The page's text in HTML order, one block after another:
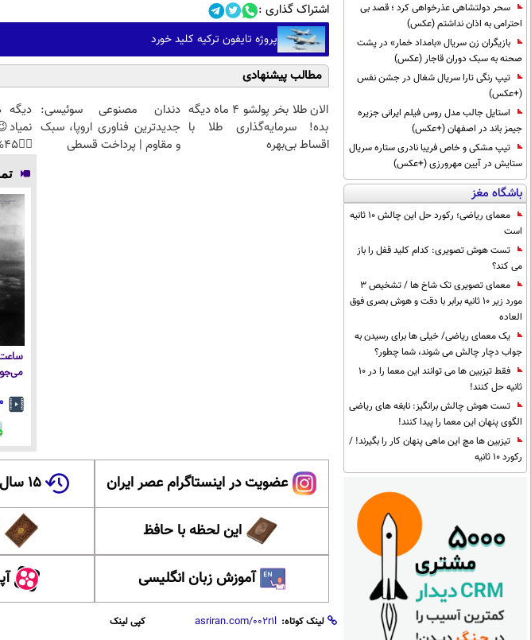
سحر دولتشاهی عذرخواهی کرد ؛ قصد بی
احترامی به اذان نداشتم (عکس)
بازیگران زن سریال «بامداد خمار» در پشت
صحنه به سبک دوران قاجار (عکس)
تیپ رنگی تارا سریال شغال در جشن نفس
(+عکس)
استایل جالب مدل روس فیلم ایرانی جزیره
جیمز باند در اصفهان (+عکس)
تیپ مشکی و خاص فریبا نادری ستاره سریال
ستایش در آیین مهرورزی (+عکس)
باشگاه مغز
معمای ریاضی؛ رکورد حل این چالش 10 ثانیه
است
تست هوش تصویری: کدام کلید قفل را باز
می کند؟
معمای تصویری تک شاخ ها / تشخیص 3
مورد زیر 10 ثانیه برابر با دقت و هوش بصری فوق
العاده
یک معمای ریاضی/ خیلی ها برای رسیدن به
جواب دچار چالش می شوند، شما چطور؟
فقط تیزبین ها می توانند این معما را در 10
ثانیه حل کنند!
تست هوش چالش برانگیز: نابغه های ریاضی
الگوی پنهان این معما را پیدا کنند!
تیزبین ها مچ این ماهی پنهان کار را بگیرند! /
رکورد 10 ثانیه
اشتراک گذاری :
پروژه تایفون ترکیه کلید خورد
مطالب پیشنهادی
الان طلا بخر پولشو 4 ماه دیگه
بده! سرمایه‌گذاری طلا با
اقساط بی‌بهره
دندان مصنوعی سوئیسی:
جدیدترین فناوری اروپا، سبک
و مقاوم | پرداخت قسطی
دیگه
👈🏻45%تخفیف
عضویت در اینستاگرام عصر ایران ۱۵ سال پیش در چنین روزی
این لحظه با حافظ
آموزش زبان انگلیسی
لینک کوتاه: کپی لینک